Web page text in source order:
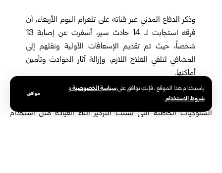
باستخدام هذا الموقع ، فإنك توافق علىسياسة الخصوصيةو
شروط الاستخدام.
موافق
وذكرالدفاع المدني عبر قناته على تلغرام اليوم الأربعاء، أن
فرقه استجابت لـ 14 حادث سير، أسفرت عن إصابة 13
شخصاً، حيث تم تقديم الإسعافات الأولية ونقلهم إلى
المشافي لتلقي العلاج اللازم، وإزالة آثار الحوادث وتأمين
أماكنها.
وجدد الدفاع المدني تذكير السائقين بضرورة تخفيف السرعة، والتأكد من
الحالة الفنية للسيارة، وعمل المكابح، وماسحات الزجاج، وتجنب
السلوكيات الخاطئة التي تشتت التركيز أثناء القيادة مثل استخدام